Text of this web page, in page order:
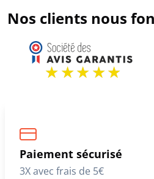
Nos clients nous
Paiement sécurisé
3X avec frais de 5€